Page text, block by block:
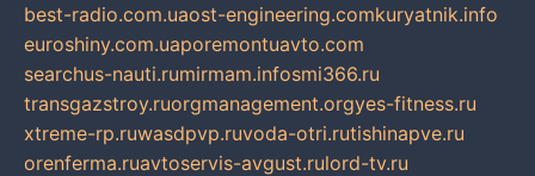
best-radio.com.uaost-engineering.comkuryatnik.info
euroshiny.com.uaporemontuavto.com
searchus-nauti.rumirmam.infosmi366.ru
transgazstroy.ruorgmanagement.orgyes-fitness.ru
xtreme-rp.ruwasdpvp.ruvoda-otri.rutishinapve.ru
orenferma.ruavtoservis-avgust.rulord-tv.ru